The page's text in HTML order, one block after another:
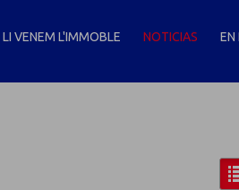
LI VENEM L'IMMOBLE NOTICIAS EN